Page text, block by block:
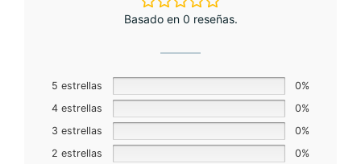
Basado en 0 reseñas.
5 estrellas
0%
4 estrellas
0%
3 estrellas
0%
2 estrellas
0%